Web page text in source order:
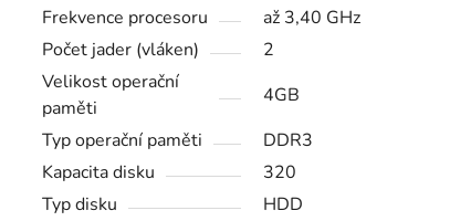
Frekvence procesoru
až 3,40 GHz
Počet jader (vláken)
2
Velikost operační
paměti
4GB
Typ operační paměti
DDR3
Kapacita disku
320
Typ disku
HDD